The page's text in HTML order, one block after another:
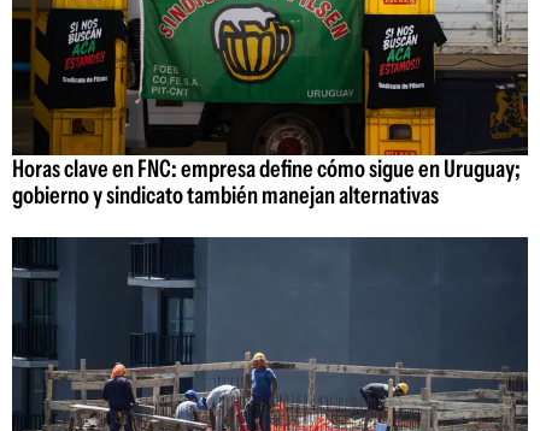
Horas clave en FNC: empresa define cómo sigue en Uruguay;
gobierno y sindicato también manejan alternativas